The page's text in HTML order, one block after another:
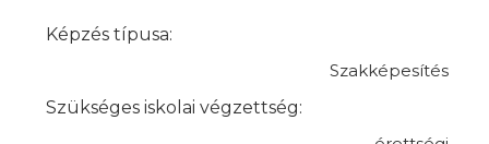
Képzés típusa:
Szakképesítés
Szükséges iskolai végzettség: